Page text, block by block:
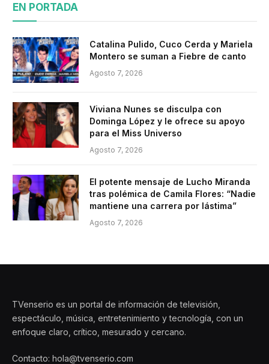
EN PORTADA
Catalina Pulido, Cuco Cerda y Mariela
Montero se suman a Fiebre de canto
Agosto 7, 2026
Viviana Nunes se disculpa con
Dominga López y le ofrece su apoyo
para el Miss Universo
Agosto 7, 2026
El potente mensaje de Lucho Miranda
tras polémica de Camila Flores: “Nadie
mantiene una carrera por lástima”
Agosto 7, 2026
TVenserio es un portal de información de televisión,
espectáculo, música, entretenimiento y tecnología, con un
enfoque claro, crítico, mesurado y cercano.
Contacto: hola@tvenserio.com